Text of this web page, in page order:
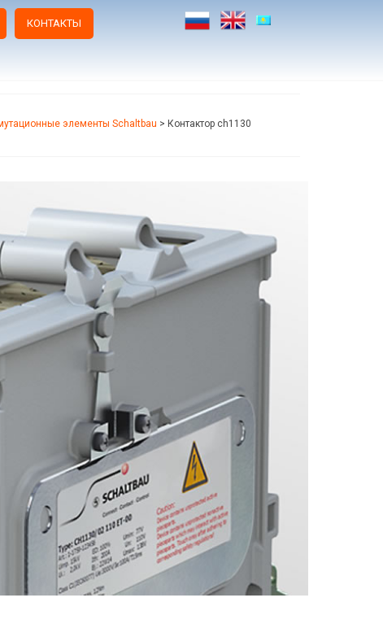
КОНТАКТЫ
элементы Schaltbau > Контактор ch1130